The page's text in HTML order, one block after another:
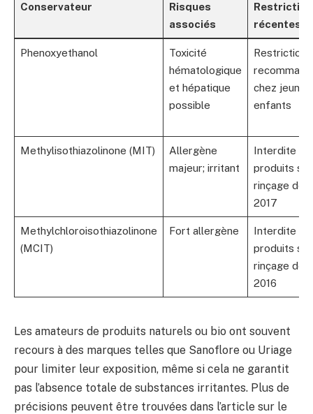
Conservateur
Risques
associés
récentes
Phenoxyethanol
Toxicité
hématologique
et hépatique
possible
Restriction
chez jeunes
enfants
Methylisothiazolinone (MIT)
Allergène
majeur; irritant
Interdite
produits
rinçage
2017
Methylchloroisothiazolinone
(MCIT)
Fort allergène
Interdite
produits
rinçage
2016
Les amateurs de produits naturels ou bio ont souvent
recours à des marques telles que Sanoflore ou Uriage
pour limiter leur exposition, même si cela ne garantit
pas l’absence totale de substances irritantes. Plus de
précisions peuvent être trouvées dans l’article sur le